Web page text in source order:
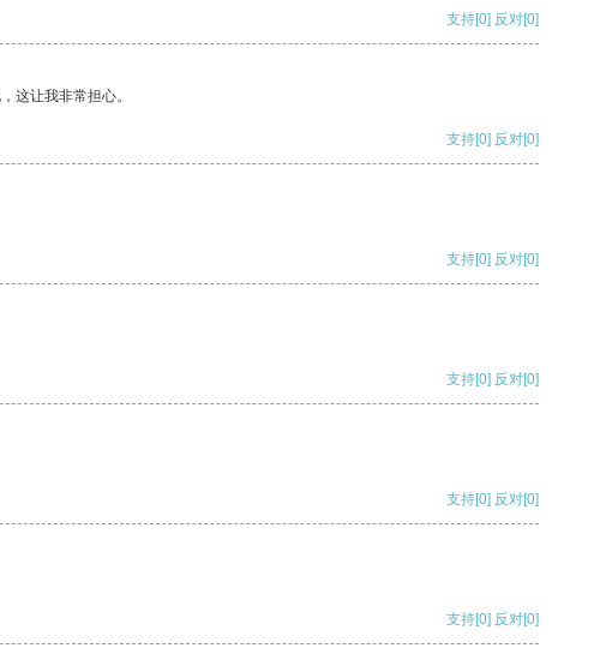
支持[0] 反对[0]
这让我非常担心。
支持[0] 反对[0]
支持[0] 反对[0]
支持[0] 反对[0]
支持[0] 反对[0]
支持[0] 反对[0]